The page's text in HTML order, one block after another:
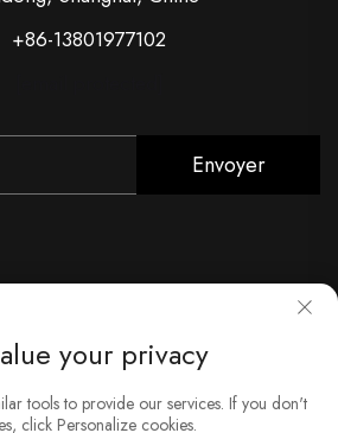
+86-13801977102
Envoyer
Xunzhong Industry Co., Ltd. Tous
Contact Service BLOG
your privacy
tools to provide our services. If you don't
click Personalize cookies.